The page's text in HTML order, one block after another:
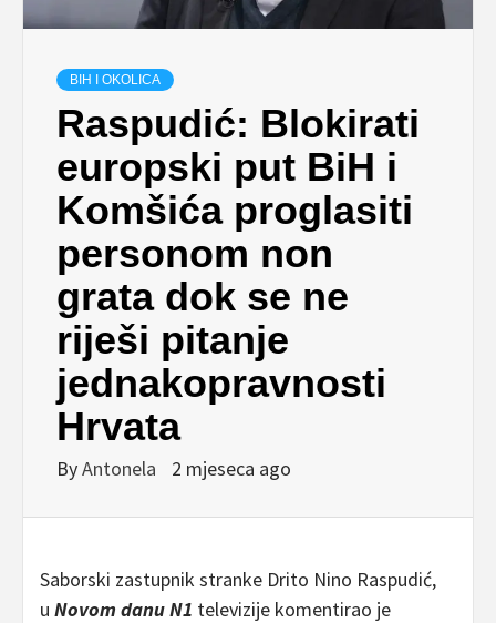
BIH I OKOLICA
Raspudić: Blokirati
europski put BiH i
Komšića proglasiti
personom non
grata dok se ne
riješi pitanje
jednakopravnosti
Hrvata
ByAntonela 2 mjeseca ago
Saborski zastupnik stranke Drito Nino Raspudić,
u Novom danu N1 televizije komentirao je